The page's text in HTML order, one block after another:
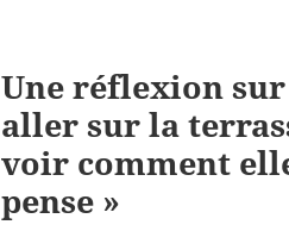
Une réflexion
aller sur la
voir comment
pense »